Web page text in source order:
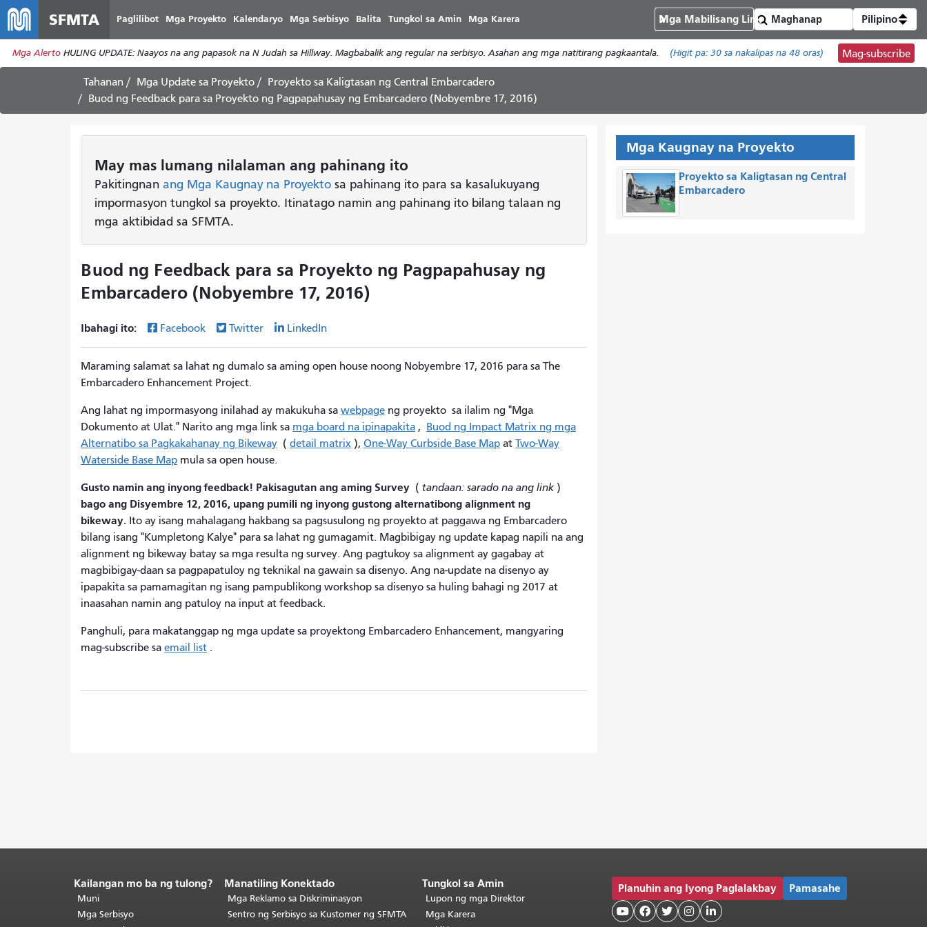
ang
pangunahing
nilalaman
SFMTA Paglilibot Mga Proyekto Kalendaryo Mga Serbisyo Balita Tungkol sa Amin Mga Karera Mga Mabilisang Link Pilipino
Mga Alerto HULING UPDATE: Naayos na ang papasok na N Judah sa Hillway. Magbabalik ang regular na serbisyo. Asahan ang mga natitirang pagkaantala. (Higit pa: 30 sa nakalipas na 48 oras) Mag-subscribe
Tahanan Mga Update sa Proyekto
Proyekto sa Kaligtasan ng Central Embarcadero
Buod ng Feedback para sa Proyekto ng Pagpapahusay ng Embarcadero (Nobyembre 17, 2016)
May mas lumang nilalaman ang pahinang ito
Pakitingnan ang Mga Kaugnay na Proyekto sa pahinang ito para sa kasalukuyang
impormasyon tungkol sa proyekto. Itinatago namin ang pahinang ito bilang talaan ng
mga aktibidad sa SFMTA.
Buod ng Feedback para sa Proyekto ng Pagpapahusay ng
Embarcadero (Nobyembre 17, 2016)
Ibahagi ito: Facebook Twitter LinkedIn
Maraming salamat sa lahat ng dumalo sa aming open house noong Nobyembre 17, 2016 para sa The
Embarcadero Enhancement Project.
Ang lahat ng impormasyong inilahad ay makukuha sa webpage ng proyekto sa ilalim ng "Mga
Dokumento at Ulat." Narito ang mga link sa mga board na ipinapakita , Buod ng Impact Matrix ng mga
Alternatibo sa Pagkakahanay ng Bikeway ( detail matrix ), One-Way Curbside Base Map at Two-Way
Waterside Base Map mula sa open house.
Gusto namin ang inyong feedback! Pakisagutan ang aming Survey ( tandaan: sarado na ang link )
bago ang Disyembre 12, 2016, upang pumili ng inyong gustong alternatibong alignment ng
bikeway. Ito ay isang mahalagang hakbang sa pagsusulong ng proyekto at paggawa ng Embarcadero
bilang isang "Kumpletong Kalye" para sa lahat ng gumagamit. Magbibigay ng update kapag napili na ang
alignment ng bikeway batay sa mga resulta ng survey. Ang pagtukoy sa alignment ay gagabay at
magbibigay-daan sa pagpapatuloy ng teknikal na gawain sa disenyo. Ang na-update na disenyo ay
ipapakita sa pamamagitan ng isang pampublikong workshop sa disenyo sa huling bahagi ng 2017 at
inaasahan namin ang patuloy na input at feedback.
Panghuli, para makatanggap ng mga update sa proyektong Embarcadero Enhancement, mangyaring
mag-subscribe sa email list .
Mga Kaugnay na Proyekto
Proyekto sa Kaligtasan ng Central
Embarcadero
Katapusan
ng
nilalaman
Kailangan mo ba ng tulong?
Muni
Mga Serbisyo
Manatiling Konektado
Mga Reklamo sa Diskriminasyon
Sentro ng Serbisyo sa Kustomer ng SFMTA
Tungkol sa Amin
Lupon ng mga Direktor
Mga Karera
Planuhin ang Iyong Paglalakbay Pamasahe
    